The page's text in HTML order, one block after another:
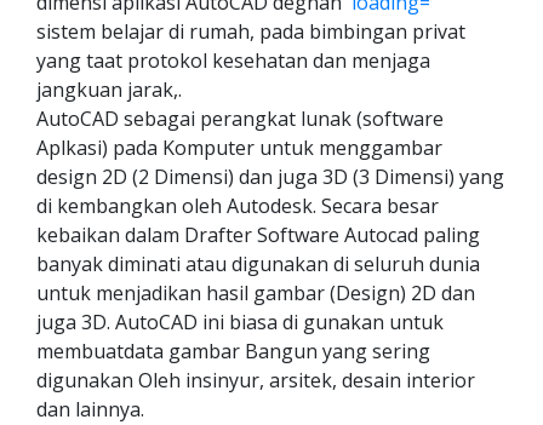
sistem belajar di rumah, pada bimbingan privat
yang taat protokol kesehatan dan menjaga
jangkuan jarak,.
AutoCAD sebagai perangkat lunak (software
Aplkasi) pada Komputer untuk menggambar
design 2D (2 Dimensi) dan juga 3D (3 Dimensi) yang
di kembangkan oleh Autodesk. Secara besar
kebaikan dalam Drafter Software Autocad paling
banyak diminati atau digunakan di seluruh dunia
untuk menjadikan hasil gambar (Design) 2D dan
juga 3D. AutoCAD ini biasa di gunakan untuk
membuatdata gambar Bangun yang sering
digunakan Oleh insinyur, arsitek, desain interior
dan lainnya.